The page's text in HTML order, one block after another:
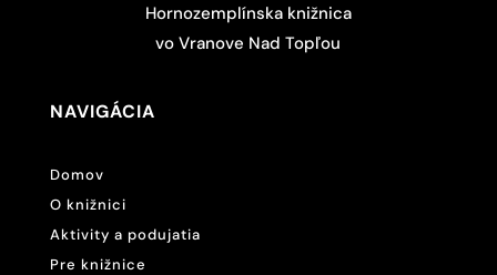
Hornozemplínska knižnica
vo Vranove Nad Topľou
NAVIGÁCIA
Domov
O knižnici
Aktivity a podujatia
Pre knižnice